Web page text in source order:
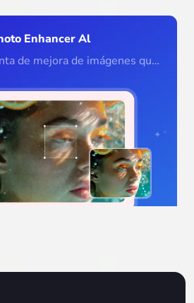
Enhancer Al
de mejora de imágenes que
imágenes más nítidas,